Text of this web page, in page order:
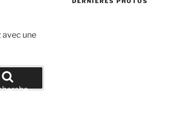
avec une